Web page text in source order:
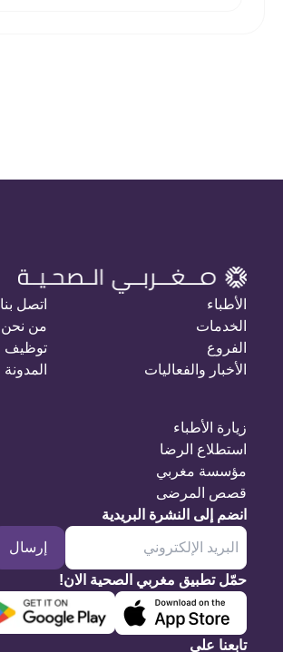
الأطباء
الخدمات
الفروع
الأخبار والفعاليات
اتصل بنا
من نحن
توظيف
المدونة
زيارة الأطباء
استطلاع الرضا
مؤسسة مغربي
قصص المرضى
انضم إلى النشرة البريدية
إرسال
حمّل تطبيق مغربي الصحية الان!
تابعنا على